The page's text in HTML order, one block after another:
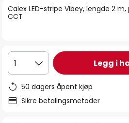
bildegalleri
Calex LED-stripe Vibey, lengde 2 m,
CCT
1 Legg i
50 dagers åpent kjøp
Sikre betalingsmetoder